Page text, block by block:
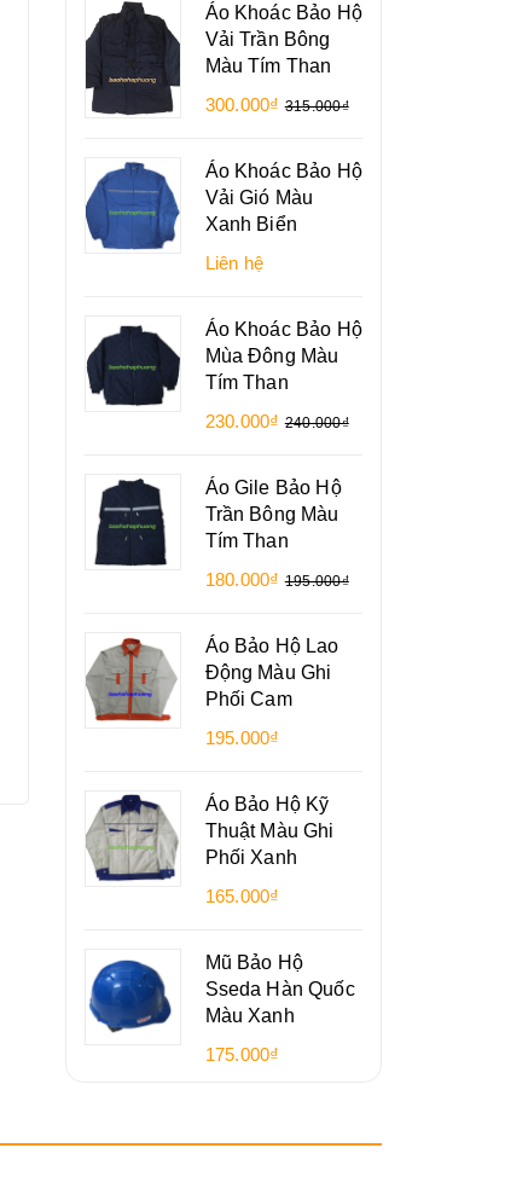
Áo Khoác Bảo Hộ
Vải Trần Bông
Màu Tím Than
300.000₫ 315.000₫
Áo Khoác Bảo Hộ
Vải Gió Màu
Xanh Biển
Liên hệ
Áo Khoác Bảo Hộ
Mùa Đông Màu
Tím Than
230.000₫ 240.000₫
Áo Gile Bảo Hộ
Trần Bông Màu
Tím Than
180.000₫ 195.000₫
Áo Bảo Hộ Lao
Động Màu Ghi
Phối Cam
195.000₫
Áo Bảo Hộ Kỹ
Thuật Màu Ghi
Phối Xanh
165.000₫
Mũ Bảo Hộ
Sseda Hàn Quốc
Màu Xanh
175.000₫